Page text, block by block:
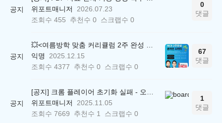
공지
위포트매니저
2026.07.23
조회수 455 추천수 0 스크랩수 0
0
댓글
공지
익명
2025.12.15
조회수 4377 추천수 0 스크랩수 0
67
댓글
공지
위포트매니저
2025.11.05
조회수 7669 추천수 1 스크랩수 0
1
댓글